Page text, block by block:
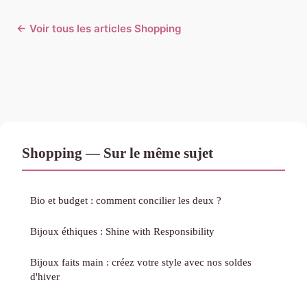
← Voir tous les articles Shopping
Shopping — Sur le même sujet
Bio et budget : comment concilier les deux ?
Bijoux éthiques : Shine with Responsibility
Bijoux faits main : créez votre style avec nos soldes
d'hiver